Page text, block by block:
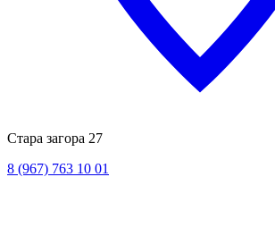
Стара загора 27
8 (967) 763 10 01